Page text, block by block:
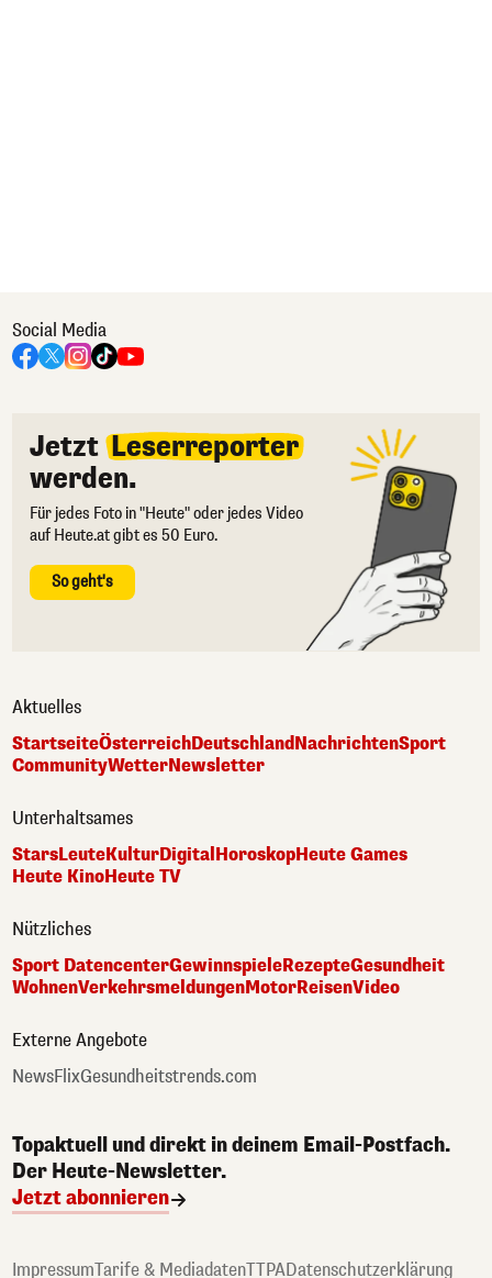
Social Media
Jetzt Leserreporter
werden.
Für jedes Foto in "Heute" oder jedes Video
auf Heute.at gibt es 50 Euro.
So geht's
Aktuelles
StartseiteÖsterreichDeutschlandNachrichtenSport
CommunityWetterNewsletter
Unterhaltsames
StarsLeuteKulturDigitalHoroskopHeute Games
Heute KinoHeute TV
Nützliches
Sport DatencenterGewinnspieleRezepteGesundheit
WohnenVerkehrsmeldungenMotorReisenVideo
Externe Angebote
NewsFlixGesundheitstrends.com
Topaktuell und direkt in deinem Email-Postfach.
Der Heute-Newsletter.
Jetzt abonnieren
ImpressumTarife & MediadatenTTPADatenschutzerklärung